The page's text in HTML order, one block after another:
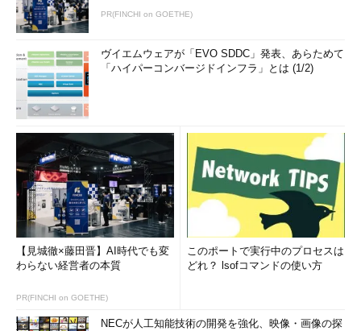
PR(FINCHI on GOETHE)
ヴイエムウェアが「EVO SDDC」発表、あらためて
「ハイパーコンバージドインフラ」とは (1/2)
【見城徹×藤田晋】AI時代でも変
わらない経営者の本質
PR(FINCHI on GOETHE)
このポートで実行中のプロセスは
どれ？ lsofコマンドの使い方
NECが人工知能技術の開発を強化、映像・画像の探